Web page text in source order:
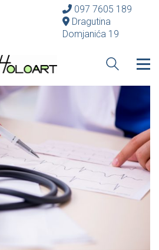
097 7605 189
Dragutina
Domjanića 19